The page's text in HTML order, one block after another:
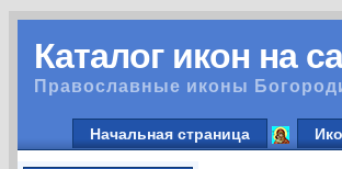
Каталог икон на
Православные иконы
Начальная страница